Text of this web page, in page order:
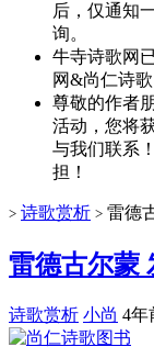
后，仅通知
询。
牛寺诗歌网
网&尚仁诗
尊敬的作者
活动，您将
与我们联系
担！
> 诗歌赏析 > 雷德
雷德古尔蒙
诗歌赏析 小尚 4年